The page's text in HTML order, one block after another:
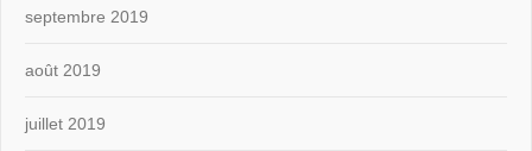
septembre 2019
août 2019
juillet 2019